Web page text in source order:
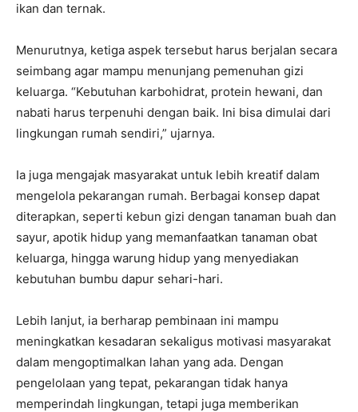
ikan dan ternak.
Menurutnya, ketiga aspek tersebut harus berjalan secara
seimbang agar mampu menunjang pemenuhan gizi
keluarga. “Kebutuhan karbohidrat, protein hewani, dan
nabati harus terpenuhi dengan baik. Ini bisa dimulai dari
lingkungan rumah sendiri,” ujarnya.
Ia juga mengajak masyarakat untuk lebih kreatif dalam
mengelola pekarangan rumah. Berbagai konsep dapat
diterapkan, seperti kebun gizi dengan tanaman buah dan
sayur, apotik hidup yang memanfaatkan tanaman obat
keluarga, hingga warung hidup yang menyediakan
kebutuhan bumbu dapur sehari-hari.
Lebih lanjut, ia berharap pembinaan ini mampu
meningkatkan kesadaran sekaligus motivasi masyarakat
dalam mengoptimalkan lahan yang ada. Dengan
pengelolaan yang tepat, pekarangan tidak hanya
memperindah lingkungan, tetapi juga memberikan